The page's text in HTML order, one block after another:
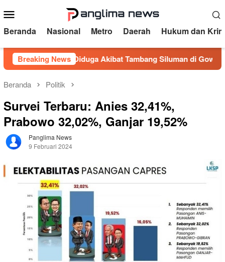
ke
kontenMobile
Beranda Nasional Metro Daerah Hukum dan
Breaking News
Diduga Akibat Tambang Siluman di Gowa, PRI Desak
Beranda Politik
Survei Terbaru: Anies 32,41%,
Prabowo 32,02%, Ganjar 19,52%
Panglima News
9 Februari 2024